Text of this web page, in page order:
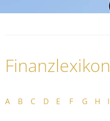
Finanzlexikon
A B C D E F G H I